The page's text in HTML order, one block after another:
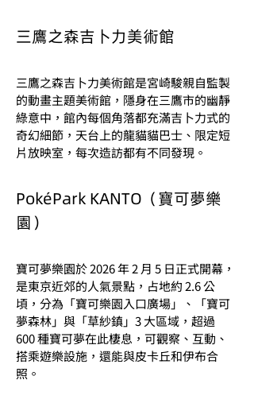
三鷹之森吉卜力美術館
三鷹之森吉卜力美術館是宮崎駿親自監製
的動畫主題美術館，隱身在三鷹市的幽靜
綠意中，館內每個角落都充滿吉卜力式的
奇幻細節，天台上的龍貓貓巴士、限定短
片放映室，每次造訪都有不同發現。
PokéPark KANTO（寶可夢樂
園）
寶可夢樂園於 2026 年 2 月 5 日正式開幕，
是東京近郊的人氣景點，占地約 2.6 公
頃，分為「寶可樂園入口廣場」、「寶可
夢森林」與「草紗鎮」3 大區域，超過
600 種寶可夢在此棲息，可觀察、互動、
搭乘遊樂設施，還能與皮卡丘和伊布合
照。